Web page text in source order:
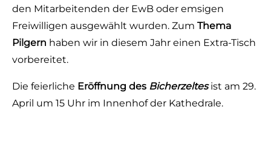
den Mitarbeitenden der EwB oder emsigen
Freiwilligen ausgewählt wurden. Zum Thema
Pilgern haben wir in diesem Jahr einen Extra-Tisch
vorbereitet.
Die feierliche Eröffnung des Bicherzeltesist am 29.
April um 15 Uhr im Innenhof der Kathedrale.